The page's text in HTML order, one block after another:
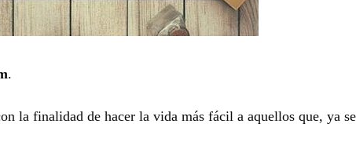
.
la finalidad de hacer la vida más fácil a aquellos que, ya